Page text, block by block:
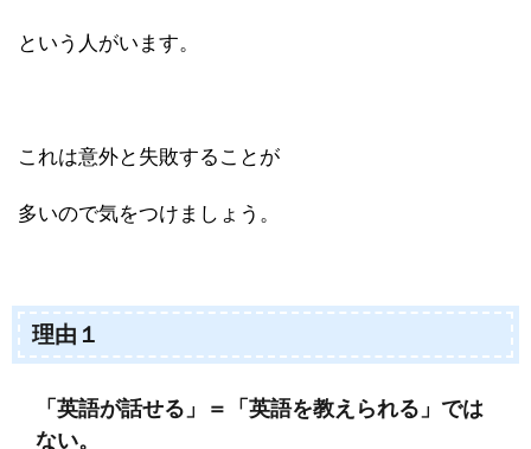
という人がいます。
これは意外と失敗することが
多いので気をつけましょう。
理由１
「英語が話せる」＝「英語を教えられる」では
ない。